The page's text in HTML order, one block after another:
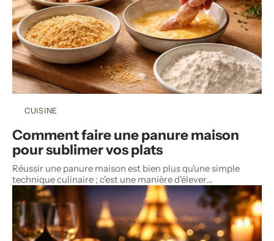
CUISINE
Comment faire une panure maison
pour sublimer vos plats
Réussir une panure maison est bien plus qu'une simple
technique culinaire ; c'est une manière d'élever…